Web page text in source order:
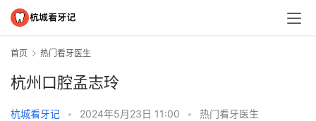
首页 热门看牙医生
杭州口腔孟志玲
杭城看牙记 • 2024年5月23日 11:00 • 热门看牙医生